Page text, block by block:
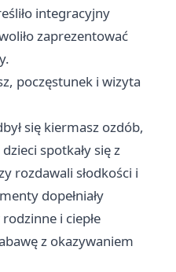
integracyjny
zaprezentować
poczęstunek i wizyta
się kiermasz ozdób,
spotkały się z
rozdawali słodkości i
dopełniały
i ciepłe
z okazywaniem